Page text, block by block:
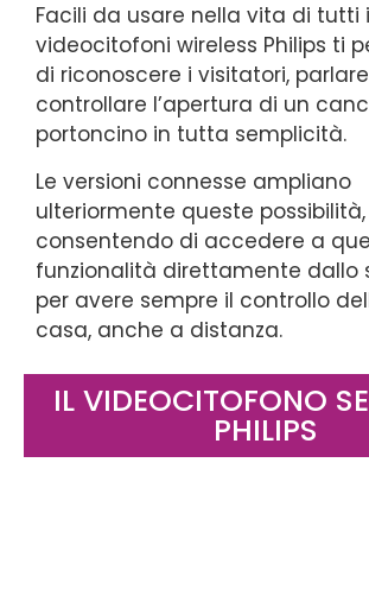
Facili da usare nella vita di tutti
videocitofoni wireless Philips ti
di riconoscere i visitatori,
controllare l’apertura di un
portoncino in tutta semplicità.
Le versioni connesse ampliano
ulteriormente queste possibilità,
consentendo di accedere a
funzionalità direttamente dallo
per avere sempre il controllo
casa, anche a distanza.
IL VIDEOCITOFONO
PHILIPS